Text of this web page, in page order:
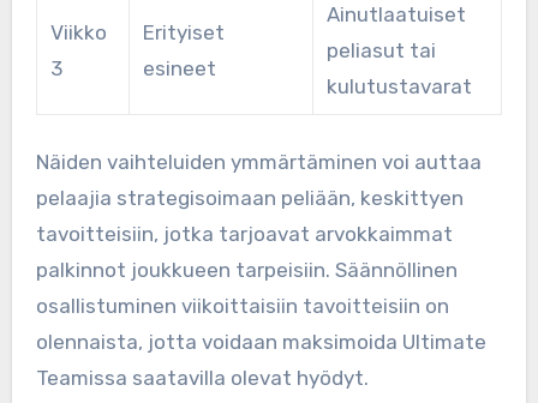
Viikko
3
Erityiset
esineet
Ainutlaatuiset
peliasut tai
kulutustavarat
Näiden vaihteluiden ymmärtäminen voi auttaa
pelaajia strategisoimaan peliään, keskittyen
tavoitteisiin, jotka tarjoavat arvokkaimmat
palkinnot joukkueen tarpeisiin. Säännöllinen
osallistuminen viikoittaisiin tavoitteisiin on
olennaista, jotta voidaan maksimoida Ultimate
Teamissa saatavilla olevat hyödyt.